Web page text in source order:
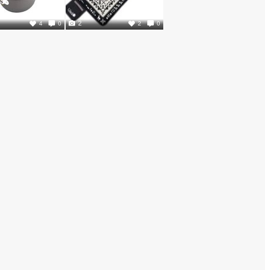
4 0 2 0
2